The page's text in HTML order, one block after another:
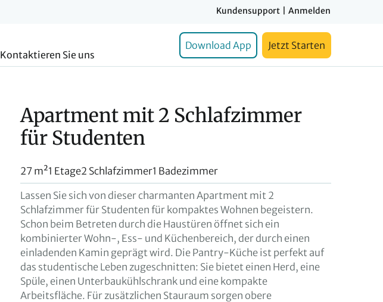
Kundensupport Anmelden
Kontaktieren Sie uns
Download App Jetzt Starten
Apartment mit 2 Schlafzimmer
für Studenten
27 m²1 Etage2 Schlafzimmer1 Badezimmer
Lassen Sie sich von dieser charmanten Apartment mit 2
Schlafzimmer für Studenten für kompaktes Wohnen begeistern.
Schon beim Betreten durch die Haustüren öffnet sich ein
kombinierter Wohn-, Ess- und Küchenbereich, der durch einen
einladenden Kamin geprägt wird. Die Pantry-Küche ist perfekt auf
das studentische Leben zugeschnitten: Sie bietet einen Herd, eine
Spüle, einen Unterbaukühlschrank und eine kompakte
Arbeitsfläche. Für zusätzlichen Stauraum sorgen obere